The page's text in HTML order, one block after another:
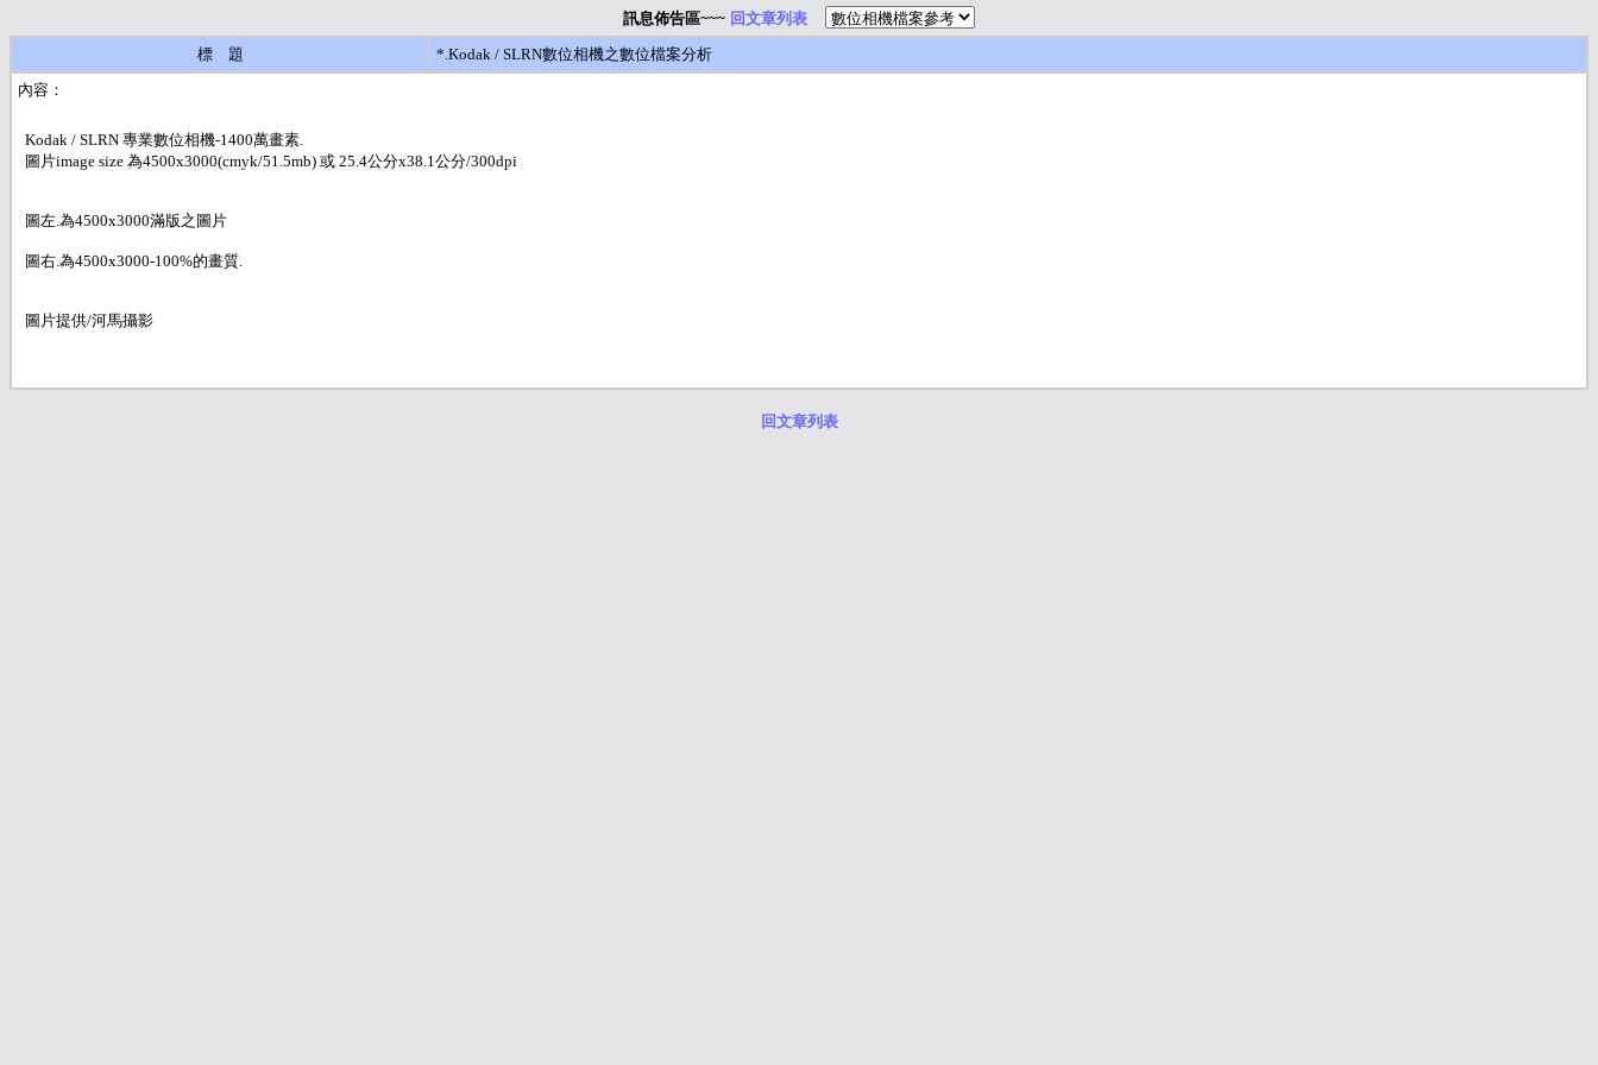
訊息佈告區~~~ 回文章列表
標 題
*.Kodak / SLRN數位相機之數位檔案分析
內容：
Kodak / SLRN 專業數位相機-1400萬畫素.
圖片image size 為4500x3000(cmyk/51.5mb) 或 25.4公分x38.1公分/300dpi
圖左.為4500x3000滿版之圖片
圖右.為4500x3000-100%的畫質.
圖片提供/河馬攝影
回文章列表